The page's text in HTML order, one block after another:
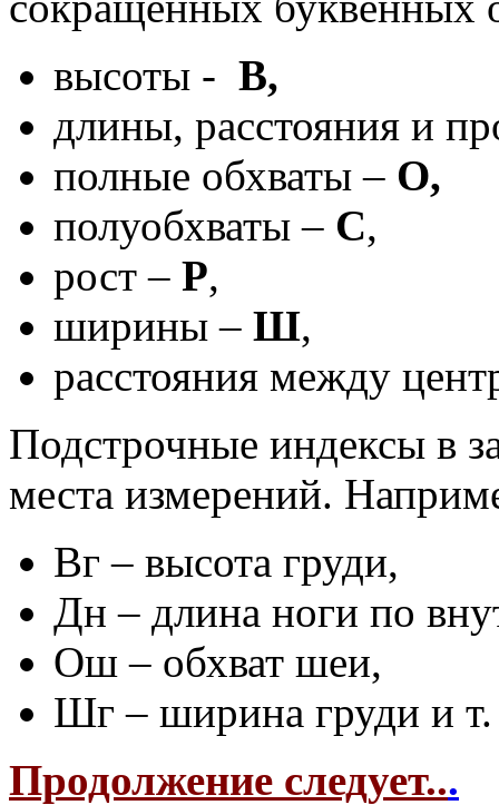
высоты - В,
длины, расстояния и
полные обхваты – О,
полуобхваты – С,
рост – Р,
ширины – Ш,
расстояния между
Подстрочные индексы в
места измерений.
Вг – высота груди,
Дн – длина ноги по
Ош – обхват шеи,
Шг – ширина груди и
Продолжение следует...